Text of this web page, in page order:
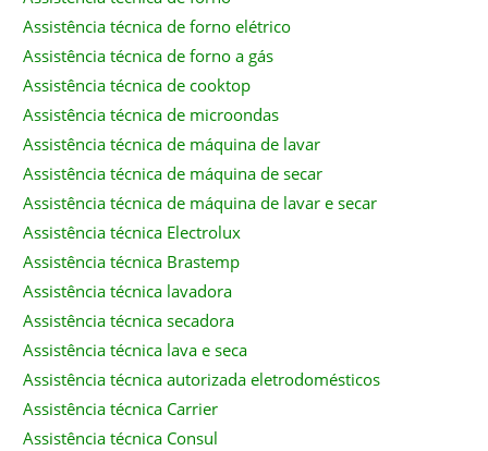
Assistência técnica de forno elétrico
Assistência técnica de forno a gás
Assistência técnica de cooktop
Assistência técnica de microondas
Assistência técnica de máquina de lavar
Assistência técnica de máquina de secar
Assistência técnica de máquina de lavar e secar
Assistência técnica Electrolux
Assistência técnica Brastemp
Assistência técnica lavadora
Assistência técnica secadora
Assistência técnica lava e seca
Assistência técnica autorizada eletrodomésticos
Assistência técnica Carrier
Assistência técnica Consul